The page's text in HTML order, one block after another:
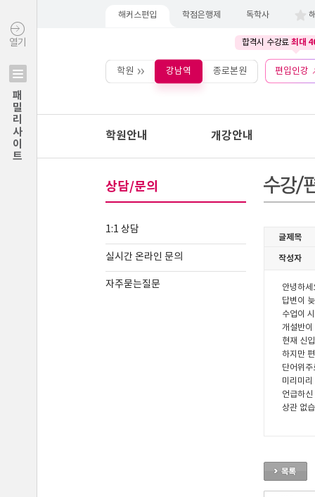
열기
패밀리사이트
해커스편입 학점은행제 독학사
합격시 수강료 최대
학원 강남역 종로본원 편입인강
학원안내 개강안내
상담/문의
1:1 상담
실시간 온라인 문의
자주묻는질문